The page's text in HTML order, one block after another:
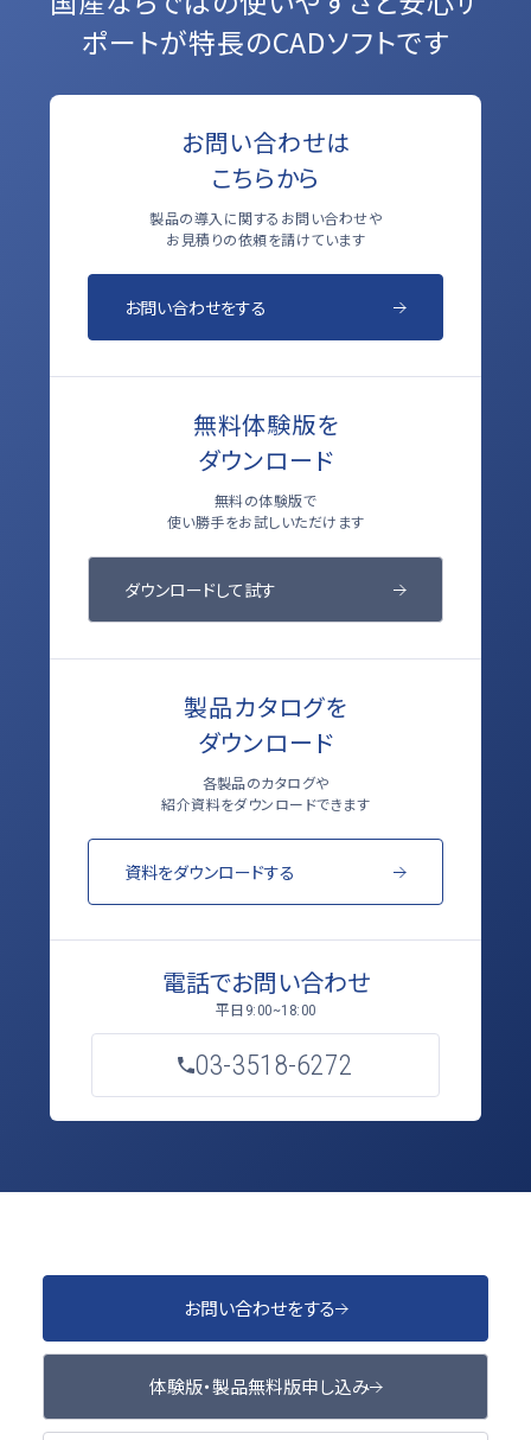
ポートが特長のCADソフトです
お問い合わせは
こちらから
製品の導入に関するお問い合わせや
お見積りの依頼を請けています
お問い合わせをする
無料体験版を
ダウンロード
無料の体験版で
使い勝手をお試しいただけます
ダウンロードして試す
製品カタログを
ダウンロード
各製品のカタログや
紹介資料をダウンロードできます
資料をダウンロードする
電話でお問い合わせ
平日 9:00~18:00
03-3518-6272
お問い合わせをする
体験版・製品無料版申し込み